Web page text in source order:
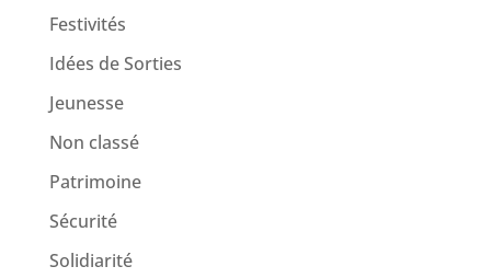
Festivités
Idées de Sorties
Jeunesse
Non classé
Patrimoine
Sécurité
Solidiarité